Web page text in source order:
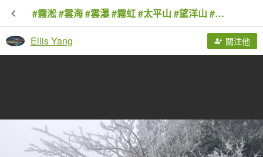
#霧淞 #雲海 #雲瀑 #霧虹 #太平山 #望洋山 #觀雲步道 #翠峰道路 2/8
Ellis Yang 關注他